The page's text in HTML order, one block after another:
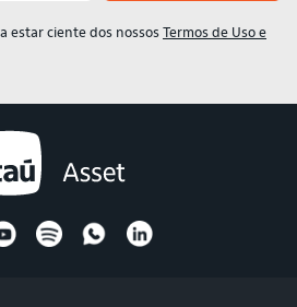
estar ciente dos nossos
Termos de Uso e